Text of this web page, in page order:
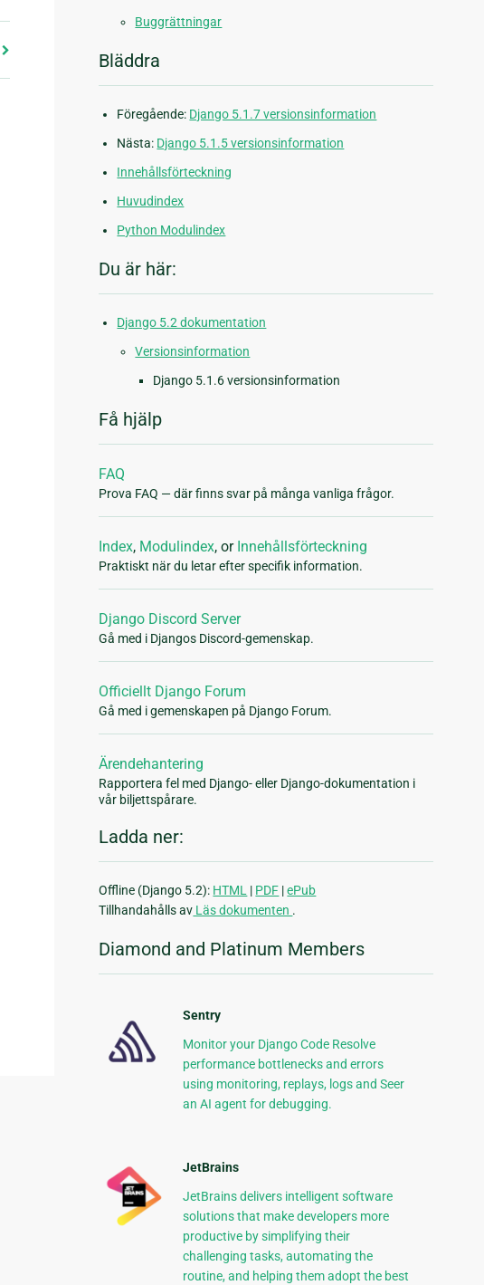
Buggrättningar
Bläddra
Föregående: Django 5.1.7 versionsinformation
Nästa: Django 5.1.5 versionsinformation
Innehållsförteckning
Huvudindex
Python Modulindex
Du är här:
Django 5.2 dokumentation
Versionsinformation
Django 5.1.6 versionsinformation
Få hjälp
FAQ
Prova FAQ — där finns svar på många vanliga frågor.
Index, Modulindex, or Innehållsförteckning
Praktiskt när du letar efter specifik information.
Django Discord Server
Gå med i Djangos Discord-gemenskap.
Officiellt Django Forum
Gå med i gemenskapen på Django Forum.
Ärendehantering
Rapportera fel med Django- eller Django-dokumentation i
vår biljettspårare.
Ladda ner:
Offline (Django 5.2): HTML | PDF |ePub
Tillhandahålls av Läs dokumenten .
Diamond and Platinum Members
Sentry
Monitor your Django Code Resolve
performance bottlenecks and errors
using monitoring, replays, logs and Seer
an AI agent for debugging.
JetBrains
JetBrains delivers intelligent software
solutions that make developers more
productive by simplifying their
challenging tasks, automating the
routine, and helping them adopt the best